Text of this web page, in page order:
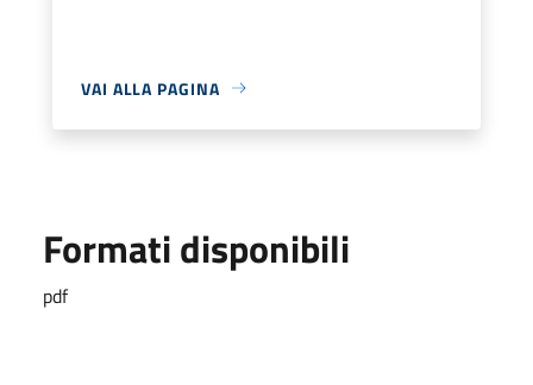
VAI ALLA PAGINA
Formati disponibili
pdf